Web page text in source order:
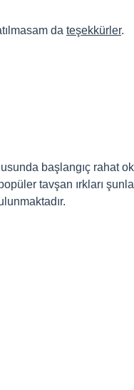
da teşekkürler.
başlangıç rahat
tavşan ırkları